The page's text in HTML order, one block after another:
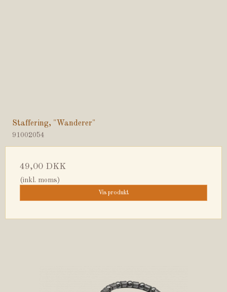
Staffering, "Wanderer"
91002054
49,00 DKK
(inkl. moms)
Vis produkt